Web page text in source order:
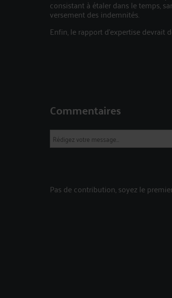
consistant à étaler dans le temps,
versement des indemnités.
Enfin, le rapport d’expertise devrait
Commentaires
Pas de contribution, soyez le